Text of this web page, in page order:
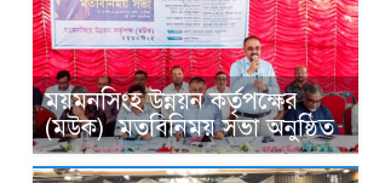
ময়মনসিংহ উন্নয়ন কর্তৃপক্ষের
(মউক) মতবিনিময় সভা অনুষ্ঠিত